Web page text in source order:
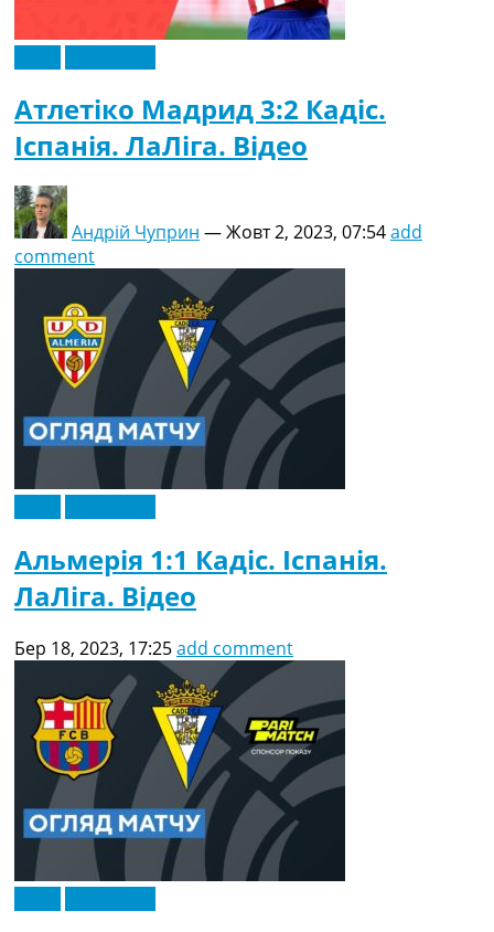
Атлетіко Мадрид 3:2 Кадіс.
Іспанія. ЛаЛіга. Відео
Андрій Чуприн —Жовт 2, 2023, 07:54add
comment
Альмерія 1:1 Кадіс. Іспанія.
ЛаЛіга. Відео
Бер 18, 2023, 17:25add comment